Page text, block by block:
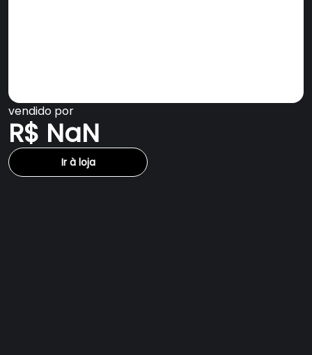
vendido por
R$ NaN
Ir à loja